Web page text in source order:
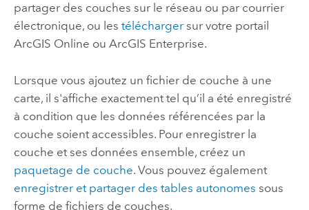
partager des couches sur le réseau ou par courrier
électronique, ou les téléchargersur votre portail
ArcGIS Online ou ArcGIS Enterprise.
Lorsque vous ajoutez un fichier de couche à une
carte, il s'affiche exactement tel qu’il a été enregistré
à condition que les données référencées par la
couche soient accessibles. Pour enregistrer la
couche et ses données ensemble, créez un
paquetage de couche. Vous pouvez également
enregistrer et partager des tables autonomes sous
forme de fichiers de couches.